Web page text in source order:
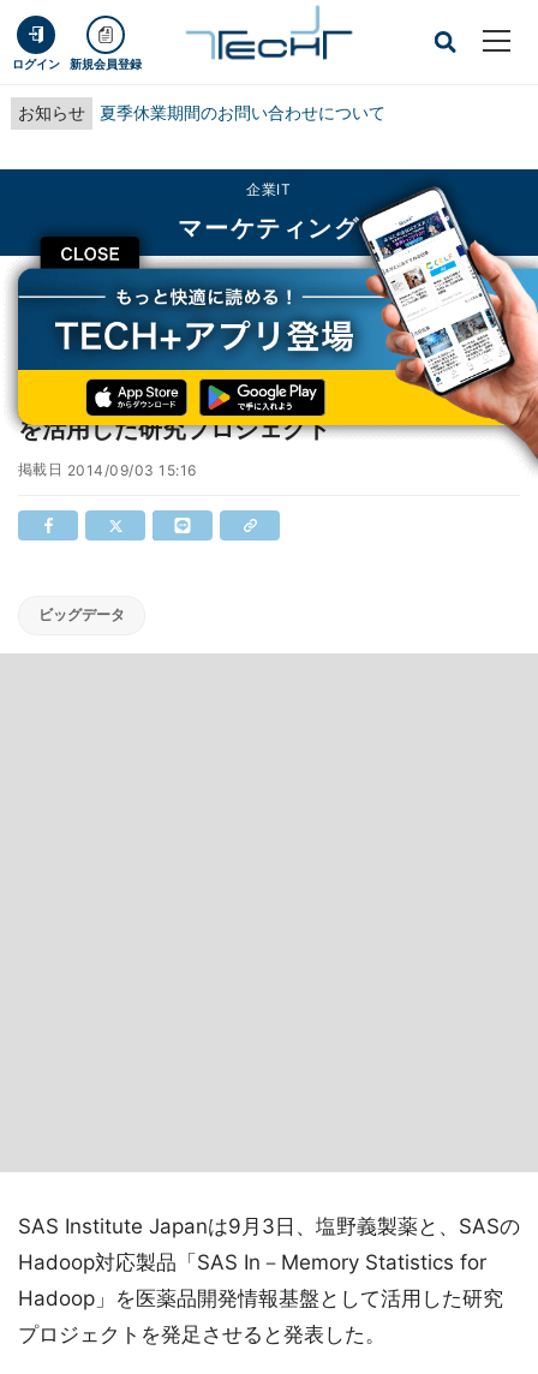
ログイン 新規会員登録
お知らせ 夏季休業期間のお問い合わせについて
CLOSE
企業IT
マーケティング
TECH+ 企業IT
マーケティング
SAS、塩野義製薬とHadoop上でビッグデータを活用した研究プロジェクト
SAS、塩野義製薬とHadoop上でビッグデータ
を活用した研究プロジェクト
掲載日 2014/09/03 15:16
ビッグデータ
SAS Institute Japanは9月3日、塩野義製薬と、SASの
Hadoop対応製品「SAS In－Memory Statistics for
Hadoop」を医薬品開発情報基盤として活用した研究
プロジェクトを発足させると発表した。